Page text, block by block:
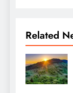
Related